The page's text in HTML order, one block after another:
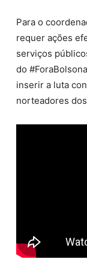
Para o
requer ações
serviços
do
inserir a luta
norteadores